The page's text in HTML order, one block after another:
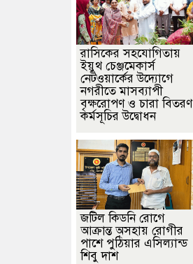
রাসিকের সহযোগিতায়
ইয়ুথ চেঞ্জমেকার্স
নেটওয়ার্কের উদ্যোগে
নগরীতে মাসব্যাপী
বৃক্ষরোপণ ও চারা বিতরণ
কর্মসূচির উদ্বোধন
জটিল কিডনি রোগে
আক্রান্ত অসহায় রোগীর
পাশে পুঠিয়ার এসিল্যান্ড
শিবু দাশ